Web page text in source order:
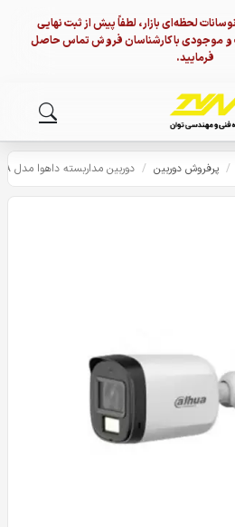
لحظه‌ای بازار، لطفاً پیش از ثبت نهایی
موجودی با کارشناسان فروش تماس حاصل
فرمایید.
/ پرفروش دوربین / دوربین مداربسته داهوا مدل B1A21P-U-A